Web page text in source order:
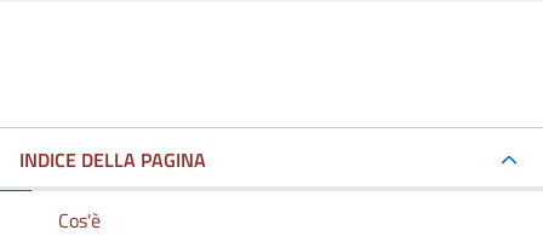
INDICE DELLA PAGINA
Cos'è